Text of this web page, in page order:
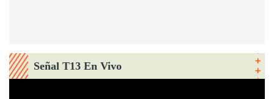
Señal T13 En Vivo